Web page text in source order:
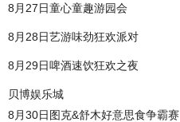
8月27日童心童趣游园会
8月28日艺游味劲狂欢派对
8月29日啤酒速饮狂欢之夜
贝博娱乐城
8月30日图克&舒木好意思食争霸赛